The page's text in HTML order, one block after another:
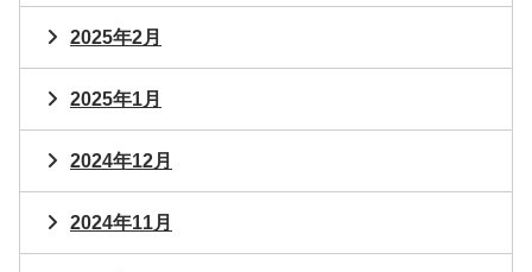
2025年2月
2025年1月
2024年12月
2024年11月